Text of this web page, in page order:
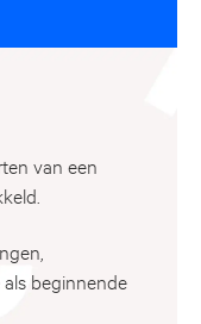
van een
beginnende